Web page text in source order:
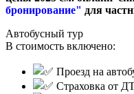
бронирование" для
Автобусный тур
В стоимость включено:
Проезд на
Страховка от